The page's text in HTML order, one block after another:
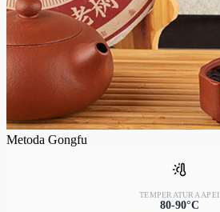
Metoda Gongfu
TEMPERATURA APEI
80-90°C